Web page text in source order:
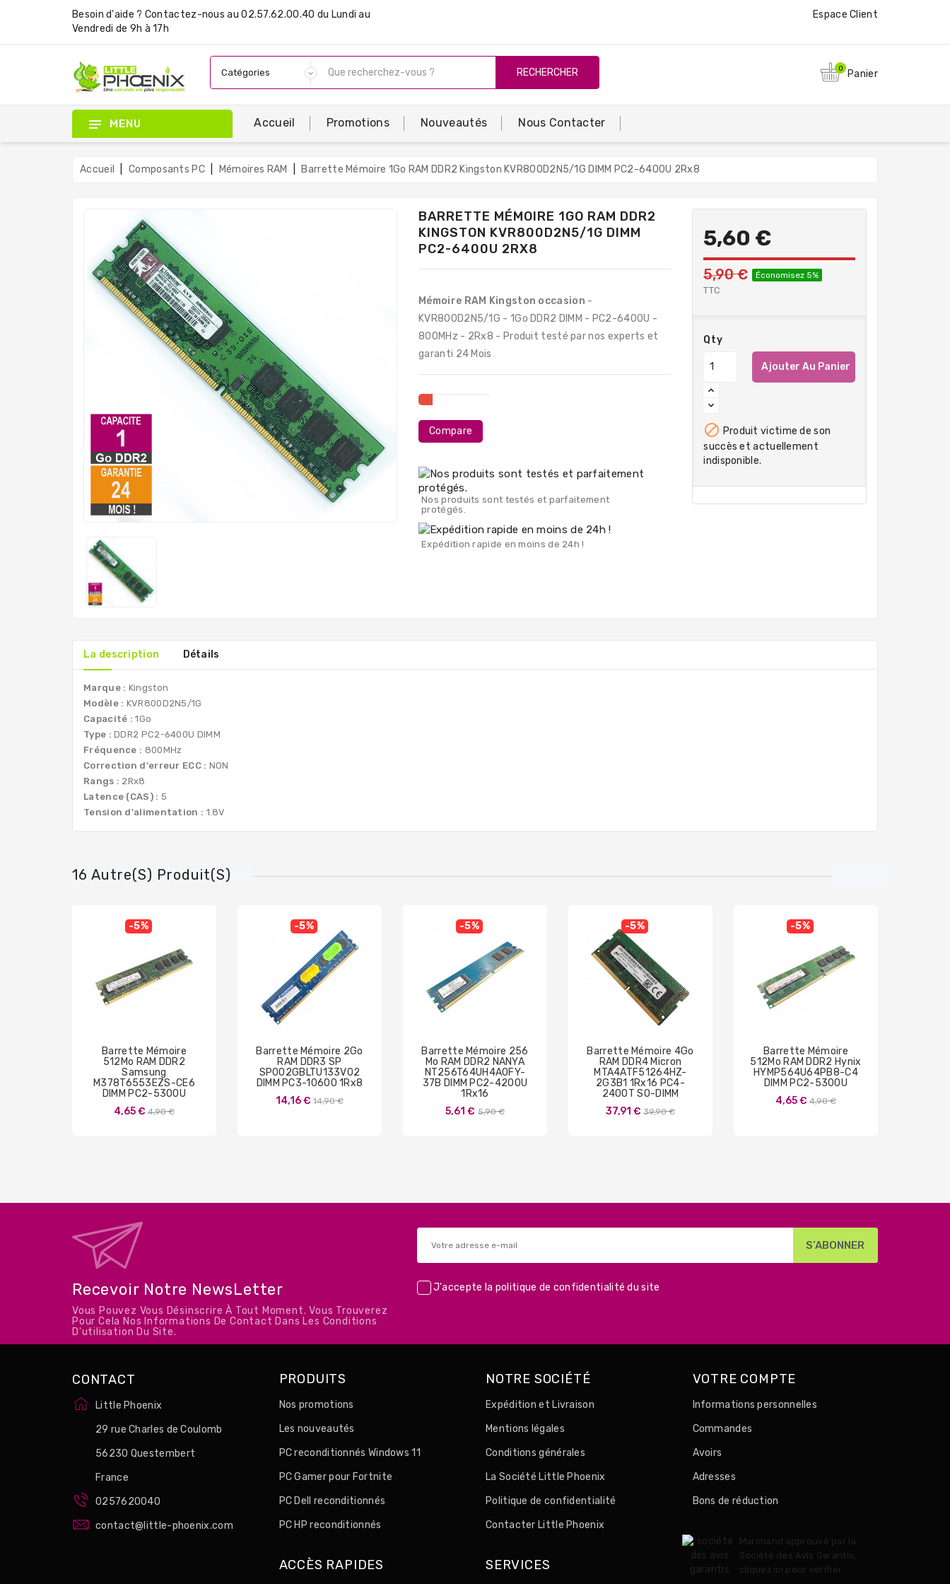
Besoin d'aide ? Contactez-nous au 02.57.62.00.40 du Lundi au
Vendredi de 9h à 17h
Espace Client
RECHERCHER 0 Panier
MENU Accueil Promotions Nouveautés Nous Contacter
Accueil Composants PC Mémoires RAM Barrette Mémoire 1Go RAM DDR2 Kingston KVR800D2N5/1G DIMM PC2-6400U 2Rx8
BARRETTE MÉMOIRE 1GO RAM DDR2
KINGSTON KVR800D2N5/1G DIMM
PC2-6400U 2RX8
Mémoire RAM Kingston occasion -
KVR800D2N5/1G - 1Go DDR2 DIMM - PC2-6400U -
800MHz - 2Rx8 - Produit testé par nos experts et
garanti 24 Mois
Compare
Nos produits sont testés et parfaitement
protégés.
Expédition rapide en moins de 24h !
5,60 €
5,90 € Économisez 5%
TTC
Qty
Ajouter Au Panier
 Produit victime de son
succès et actuellement
indisponible.
La description Détails
Marque : Kingston
Modèle : KVR800D2N5/1G
Capacité :1Go
Type :DDR2 PC2-6400U DIMM
Fréquence : 800MHz
Correction d'erreur ECC : NON
Rangs : 2Rx8
Latence (CAS) : 5
Tension d'alimentation : 1.8V
16 Autre(s) Produit(s)
-5%
Barrette Mémoire
512Mo RAM DDR2
Samsung
M378T6553EZS-CE6
DIMM PC2-5300U
4,65 € Prix
4,90 €
-5%
Barrette Mémoire 2Go
RAM DDR3 SP
SP002GBLTU133V02
DIMM PC3-10600 1Rx8
14,16 € Prix
14,90 €
-5%
Barrette Mémoire 256
Mo RAM DDR2 NANYA
NT256T64UH4A0FY-
37B DIMM PC2-4200U
1Rx16
5,61 € Prix
5,90 €
-5%
Barrette Mémoire 4Go
RAM DDR4 Micron
MTA4ATF51264HZ-
2G3B1 1Rx16 PC4-
2400T SO-DIMM
37,91 € Prix
39,90 €
-5%
Barrette Mémoire
512Mo RAM DDR2 Hynix
HYMP564U64PB8-C4
DIMM PC2-5300U
4,65 € Prix
4,90 €
Recevoir Notre NewsLetter
Vous Pouvez Vous Désinscrire À Tout Moment. Vous Trouverez
Pour Cela Nos Informations De Contact Dans Les Conditions
D'utilisation Du Site.
J'accepte la politique de confidentialité du site
CONTACT
Little Phoenix
29 rue Charles de Coulomb
56230 Questembert
France
0257620040
contact@little-phoenix.com
PRODUITS
Nos promotions
Les nouveautés
PC reconditionnés Windows 11
PC Gamer pour Fortnite
PC Dell reconditionnés
PC HP reconditionnés
NOTRE SOCIÉTÉ
Expédition et Livraison
Mentions légales
Conditions générales
La Société Little Phoenix
Politique de confidentialité
Contacter Little Phoenix
ACCÈS RAPIDES SERVICES
VOTRE COMPTE
Informations personnelles
Commandes
Avoirs
Adresses
Bons de réduction
Marchand approuvé par la
Société des Avis Garantis,
cliquez ici pour vérifier.